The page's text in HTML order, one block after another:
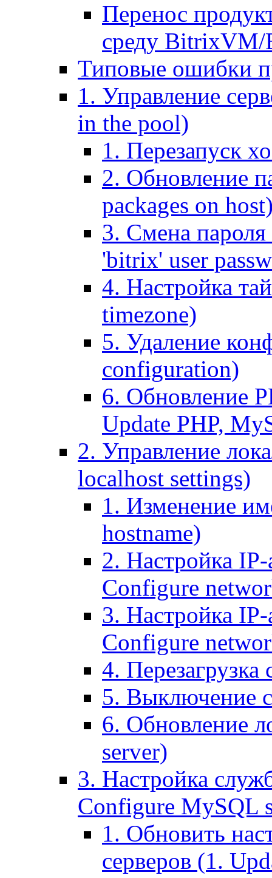
Перенос
среду
Типовые ошибки
1. Управление
in the pool)
1. Перезапуск
2. Обновление
packages on
3. Смена пароля
'bitrix' user
4. Настройка
timezone)
5. Удаление
configuration)
6. Обновление
Update PHP,
2. Управление
localhost settings)
1. Изменение
hostname)
2. Настройка IP-
Configure
3. Настройка
Configure
4. Перезагрузка
5. Выключение
6. Обновление
server)
3. Настройка
Configure MySQL
1. Обновить
серверов (1.